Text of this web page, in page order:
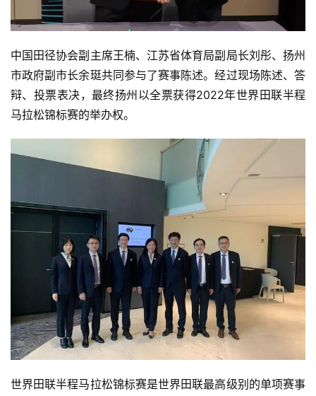
中国田径协会副主席王楠、江苏省体育局副局长刘彤、扬州
市政府副市长余珽共同参与了赛事陈述。经过现场陈述、答
辩、投票表决，最终扬州以全票获得2022年世界田联半程
马拉松锦标赛的举办权。
世界田联半程马拉松锦标赛是世界田联最高级别的单项赛事